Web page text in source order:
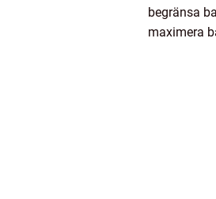
begränsa
maximera